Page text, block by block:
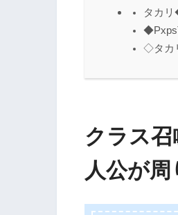
タカ
◇タカ
クラス
人公が